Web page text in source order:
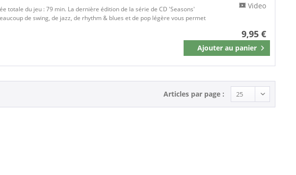
totale du jeu : 79 min. La dernière édition de la série de CD 'Seasons'
de swing, de jazz, de rhythm & blues et de pop légère vous permet
9,95 €
Ajouter au panier
Mémoriser
Video
Articles par page :